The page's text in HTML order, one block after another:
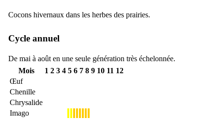
Cocons hivernaux dans les herbes des prairies.
Cycle annuel
De mai à août en une seule génération très échelonnée.
Mois
1 2 3 4 5 6 7 8 9 10 11 12
Œuf
Chenille
Chrysalide
Imago